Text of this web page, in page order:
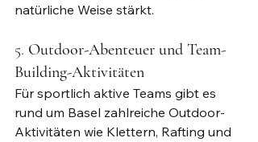
natürliche Weise stärkt.
5. Outdoor-Abenteuer und Team-
Building-Aktivitäten
Für sportlich aktive Teams gibt es
rund um Basel zahlreiche Outdoor-
Aktivitäten wie Klettern, Rafting und